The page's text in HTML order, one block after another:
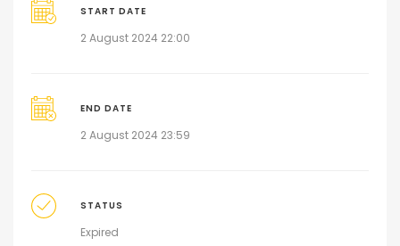
START DATE
2 August 2024 22:00
END DATE
2 August 2024 23:59
STATUS
Expired